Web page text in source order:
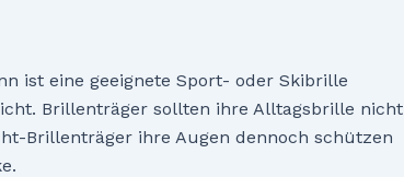
ist eine geeignete Sport- oder Skibrille
Brillenträger sollten ihre Alltagsbrille nicht
Brillenträger ihre Augen dennoch schützen